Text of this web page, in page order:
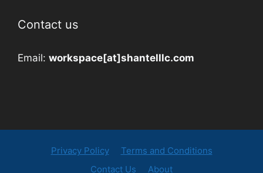
Contact us
Email: workspace[at]shantelllc.com
Privacy Policy
Terms and Conditions
Contact Us
About